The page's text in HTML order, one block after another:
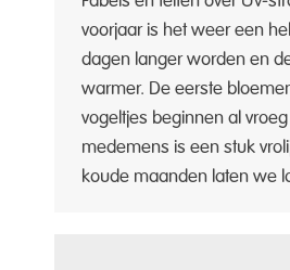
voorjaar is het weer een
dagen langer worden en
warmer. De eerste
vogeltjes beginnen al
medemens is een stuk
koude maanden laten we